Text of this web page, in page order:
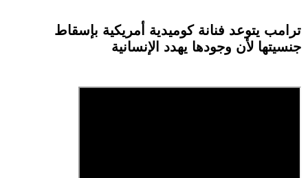
ترامب يتوعد فنانة كوميدية أمريكية بإسقاط
جنسيتها لأن وجودها يهدد الإنسانية